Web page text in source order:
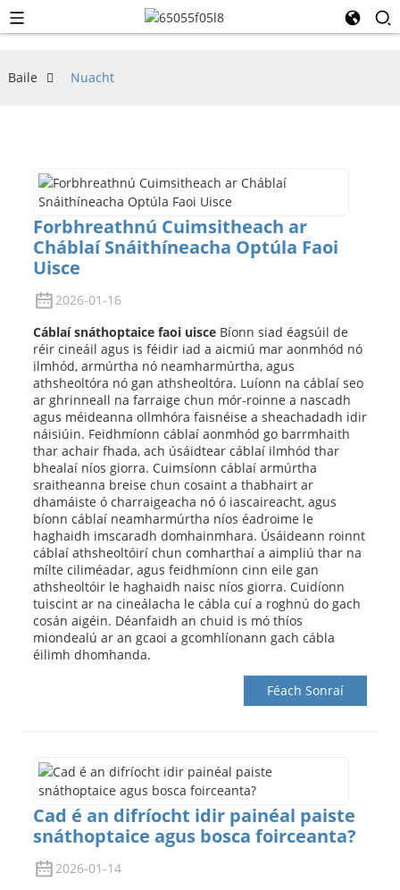
Baile Nuacht
Forbhreathnú Cuimsitheach ar
Cháblaí Snáithíneacha Optúla Faoi
Uisce
2026-01-16
Cáblaí snáthoptaice faoi uisceBíonn siad éagsúil de
réir cineáil agus is féidir iad a aicmiú mar aonmhód nó
ilmhód, armúrtha nó neamharmúrtha, agus
athsheoltóra nó gan athsheoltóra. Luíonn na cáblaí seo
ar ghrinneall na farraige chun mór-roinne a nascadh
agus méideanna ollmhóra faisnéise a sheachadadh idir
náisiúin. Feidhmíonn cáblaí aonmhód go barrmhaith
thar achair fhada, ach úsáidtear cáblaí ilmhód thar
bhealaí níos giorra. Cuimsíonn cáblaí armúrtha
sraitheanna breise chun cosaint a thabhairt ar
dhamáiste ó charraigeacha nó ó iascaireacht, agus
bíonn cáblaí neamharmúrtha níos éadroime le
haghaidh imscaradh domhainmhara. Úsáideann roinnt
cáblaí athsheoltóirí chun comharthaí a aimpliú thar na
mílte ciliméadar, agus feidhmíonn cinn eile gan
athsheoltóir le haghaidh naisc níos giorra. Cuidíonn
tuiscint ar na cineálacha le cábla cuí a roghnú do gach
cosán aigéin. Déanfaidh an chuid is mó thíos
miondealú ar an gcaoi a gcomhlíonann gach cábla
éilimh dhomhanda.
Féach Sonraí
Cad é an difríocht idir painéal paiste
snáthoptaice agus bosca foirceanta?
2026-01-14